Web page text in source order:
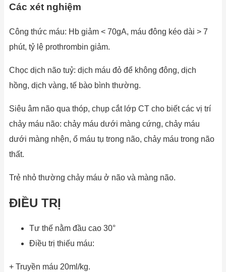
Các xét nghiệm
Công thức máu: Hb giảm < 70gA, máu đông kéo dài > 7
phút, tỷ lệ prothrombin giảm.
Chọc dịch não tuỷ: dịch máu đỏ để không đông, dịch
hồng, dịch vàng, tế bào bình thường.
Siêu âm não qua thóp, chụp cắt lớp CT cho biết các vị trí
chảy máu não: chảy máu dưới màng cứng, chảy máu
dưới màng nhện, ổ máu tụ trong não, chảy máu trong não
thất.
Trẻ nhỏ thường chảy máu ở não và màng não.
ĐIỀU TRỊ
Tư thế nằm đầu cao 30°
Điều trị thiếu máu:
+ Truyền máu 20ml/kg.